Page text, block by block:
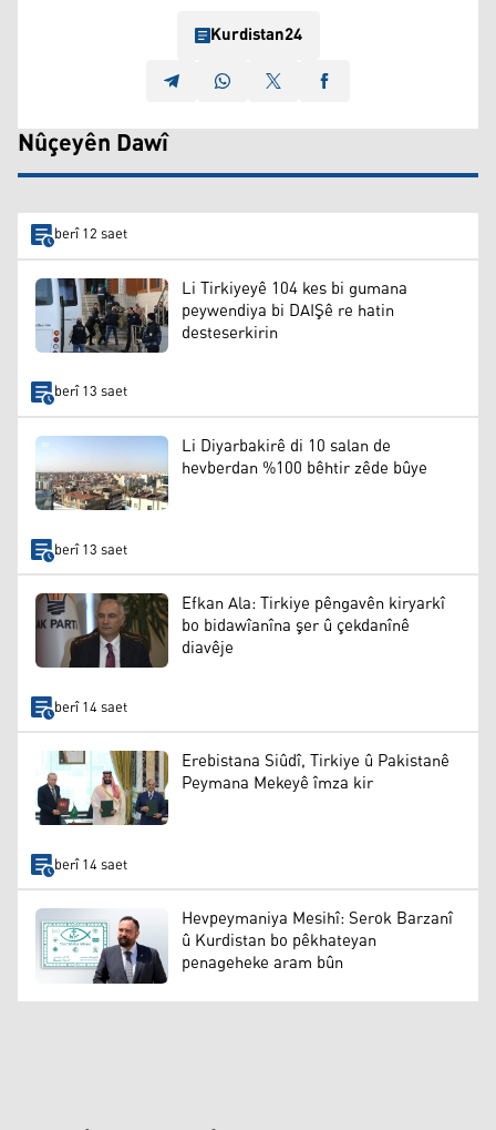
Kurdistan24
Nûçeyên Dawî
berî 12 saet
Li Tirkiyeyê 104 kes bi gumana
peywendiya bi DAIŞê re hatin
desteserkirin
berî 13 saet
Li Diyarbakirê di 10 salan de
hevberdan %100 bêhtir zêde bûye
berî 13 saet
Efkan Ala: Tirkiye pêngavên kiryarkî
bo bidawîanîna şer û çekdanînê
diavêje
berî 14 saet
Erebistana Siûdî, Tirkiye û Pakistanê
Peymana Mekeyê îmza kir
berî 14 saet
Hevpeymaniya Mesihî: Serok Barzanî
û Kurdistan bo pêkhateyan
penageheke aram bûn